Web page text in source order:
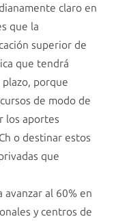
claro en
que la
superior de
que tendrá
porque
de modo de
los aportes
o destinar estos
que
al 60% en
y centros de